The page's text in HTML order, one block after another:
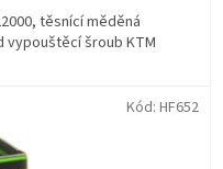
těsnící měděná
vypouštěcí šroub KTM
Kód: HF652